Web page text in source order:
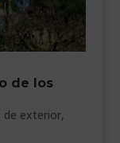
de los
de exterior,